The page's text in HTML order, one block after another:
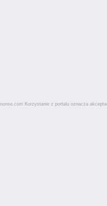
Korzystanie z portalu oznacza